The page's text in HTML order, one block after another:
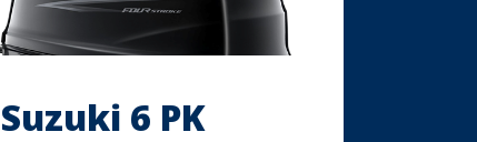
Suzuki 6 PK